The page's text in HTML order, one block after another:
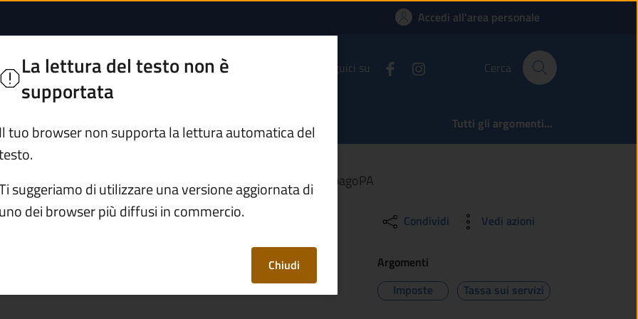
tramite la piattaforma pagoPA |
Accedi all'area personale
Seguici su Cerca
Servizi Vivere Malonno Tutti gli argomenti...
Effettuare un pagamento tramite la piattaforma pagoPA
tramite la Condividi Vedi azioni
La lettura del testo non è
supportata
Il tuo browser non supporta la lettura automatica del
suggeriamo di utilizzare una versione aggiornata di
uno dei browser più diffusi in commercio.
Chiudi
Argomenti
Imposte
Tassa sui servizi